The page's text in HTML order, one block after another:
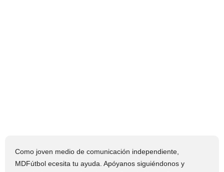
Como joven medio de comunicación independiente,
MDFútbol ecesita tu ayuda. Apóyanos siguiéndonos y